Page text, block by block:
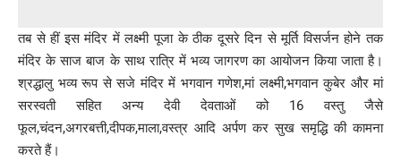
तब से हीं इस मंदिर में लक्ष्मी पूजा के ठीक दूसरे दिन से मूर्ति विसर्जन होने तक
मंदिर के साज बाज के साथ रात्रि में भव्य जागरण का आयोजन किया जाता है।
श्रद्धालु भव्य रूप से सजे मंदिर में भगवान गणेश,मां लक्ष्मी,भगवान कुबेर और मां
सरस्वती सहित अन्य देवी देवताओं को 16 वस्तु जैसे
फूल,चंदन,अगरबत्ती,दीपक,माला,वस्त्र आदि अर्पण कर सुख समृद्धि की कामना
करते हैं।